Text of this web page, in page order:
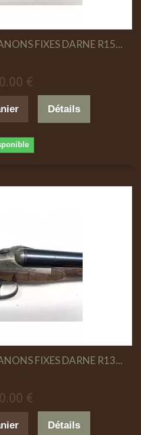
FIXES DARNE R15...
€
Détails
FIXES DARNE R13...
€
Détails